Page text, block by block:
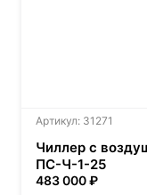
Артикул: 31271
Чиллер с
ПС-Ч-1-25
483 000 ₽